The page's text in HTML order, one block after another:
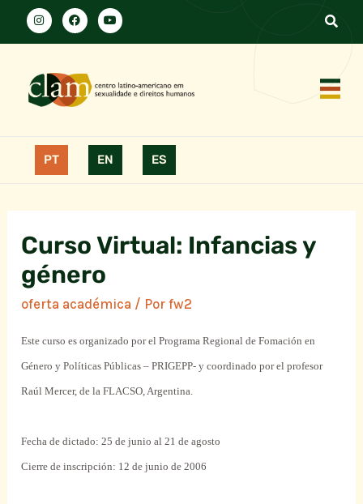
PT EN ES
Curso Virtual: Infancias y
género
oferta académica / Porfw2
Este curso es organizado por el Programa Regional de Fomación en
Género y Políticas Públicas – PRIGEPP- y coordinado por el profesor
Raúl Mercer, de la FLACSO, Argentina.
Fecha de dictado: 25 de junio al 21 de agosto
Cierre de inscripción: 12 de junio de 2006